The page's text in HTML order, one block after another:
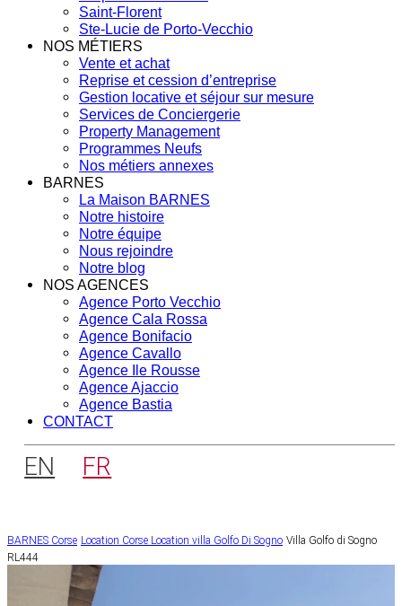
Saint-Florent
Ste-Lucie de Porto-Vecchio
NOS MÉTIERS
Vente et achat
Reprise et cession d’entreprise
Gestion locative et séjour sur mesure
Services de Conciergerie
Property Management
Programmes Neufs
Nos métiers annexes
BARNES
La Maison BARNES
Notre histoire
Notre équipe
Nous rejoindre
Notre blog
NOS AGENCES
Agence Porto Vecchio
Agence Cala Rossa
Agence Bonifacio
Agence Cavallo
Agence Ile Rousse
Agence Ajaccio
Agence Bastia
CONTACT
EN FR
BARNES Corse Location Corse Location villa Golfo Di Sogno Villa Golfo di Sogno
RL444